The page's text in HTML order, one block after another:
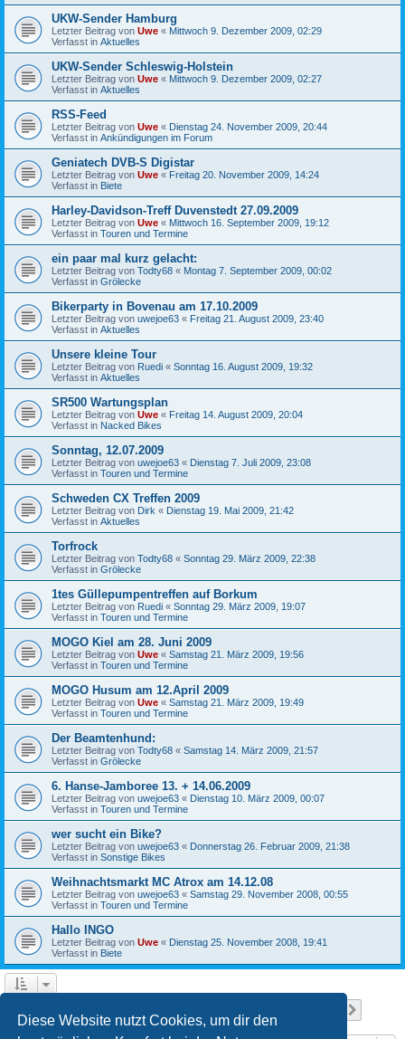
Diese Website nutzt Cookies, um dir den
UKW-Sender Hamburg
Letzter Beitrag von Uwe « Mittwoch 9. Dezember 2009, 02:29
Verfasst in Aktuelles
UKW-Sender Schleswig-Holstein
Letzter Beitrag von Uwe « Mittwoch 9. Dezember 2009, 02:27
Verfasst in Aktuelles
RSS-Feed
Letzter Beitrag von Uwe « Dienstag 24. November 2009, 20:44
Verfasst in Ankündigungen im Forum
Geniatech DVB-S Digistar
Letzter Beitrag von Uwe « Freitag 20. November 2009, 14:24
Verfasst in Biete
Harley-Davidson-Treff Duvenstedt 27.09.2009
Letzter Beitrag von Uwe « Mittwoch 16. September 2009, 19:12
Verfasst in Touren und Termine
ein paar mal kurz gelacht:
Letzter Beitrag von Todty68 « Montag 7. September 2009, 00:02
Verfasst in Grölecke
Bikerparty in Bovenau am 17.10.2009
Letzter Beitrag von uwejoe63 « Freitag 21. August 2009, 23:40
Verfasst in Aktuelles
Unsere kleine Tour
Letzter Beitrag von Ruedi « Sonntag 16. August 2009, 19:32
Verfasst in Aktuelles
SR500 Wartungsplan
Letzter Beitrag von Uwe « Freitag 14. August 2009, 20:04
Verfasst in Nacked Bikes
Sonntag, 12.07.2009
Letzter Beitrag von uwejoe63 « Dienstag 7. Juli 2009, 23:08
Verfasst in Touren und Termine
Schweden CX Treffen 2009
Letzter Beitrag von Dirk « Dienstag 19. Mai 2009, 21:42
Verfasst in Aktuelles
Torfrock
Letzter Beitrag von Todty68 « Sonntag 29. März 2009, 22:38
Verfasst in Grölecke
1tes Güllepumpentreffen auf Borkum
Letzter Beitrag von Ruedi « Sonntag 29. März 2009, 19:07
Verfasst in Touren und Termine
MOGO Kiel am 28. Juni 2009
Letzter Beitrag von Uwe « Samstag 21. März 2009, 19:56
Verfasst in Touren und Termine
MOGO Husum am 12.April 2009
Letzter Beitrag von Uwe « Samstag 21. März 2009, 19:49
Verfasst in Touren und Termine
Der Beamtenhund:
Letzter Beitrag von Todty68 « Samstag 14. März 2009, 21:57
Verfasst in Grölecke
6. Hanse-Jamboree 13. + 14.06.2009
Letzter Beitrag von uwejoe63 « Dienstag 10. März 2009, 00:07
Verfasst in Touren und Termine
wer sucht ein Bike?
Letzter Beitrag von uwejoe63 « Donnerstag 26. Februar 2009, 21:38
Verfasst in Sonstige Bikes
Weihnachtsmarkt MC Atrox am 14.12.08
Letzter Beitrag von uwejoe63 « Samstag 29. November 2008, 00:55
Verfasst in Touren und Termine
Hallo INGO
Letzter Beitrag von Uwe « Dienstag 25. November 2008, 19:41
Verfasst in Biete